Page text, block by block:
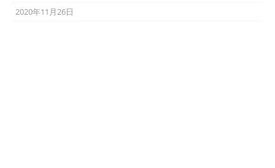
2020年11月26日